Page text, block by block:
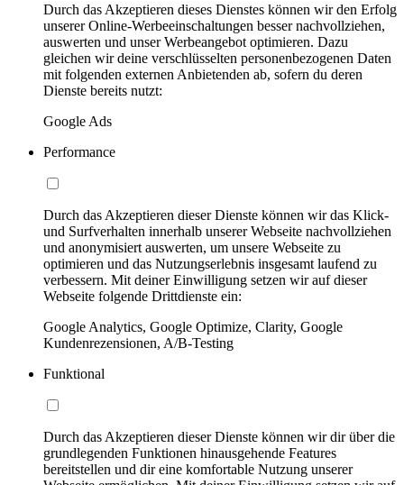
Durch das Akzeptieren dieses Dienstes können wir den Erfolg
unserer Online-Werbeeinschaltungen besser nachvollziehen,
auswerten und unser Werbeangebot optimieren. Dazu
gleichen wir deine verschlüsselten personenbezogenen Daten
mit folgenden externen Anbietenden ab, sofern du deren
Dienste bereits nutzt:
Google Ads
Performance
Durch das Akzeptieren dieser Dienste können wir das Klick-
und Surfverhalten innerhalb unserer Webseite nachvollziehen
und anonymisiert auswerten, um unsere Webseite zu
optimieren und das Nutzungserlebnis insgesamt laufend zu
verbessern. Mit deiner Einwilligung setzen wir auf dieser
Webseite folgende Drittdienste ein:
Google Analytics, Google Optimize, Clarity, Google
Kundenrezensionen, A/B-Testing
Funktional
Durch das Akzeptieren dieser Dienste können wir dir über die
grundlegenden Funktionen hinausgehende Features
bereitstellen und dir eine komfortable Nutzung unserer